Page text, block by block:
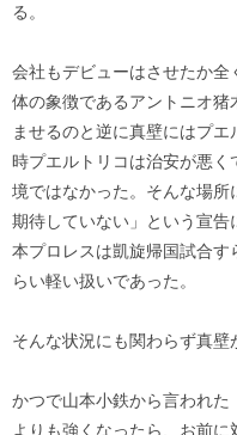
る。
会社もデビューはさせたか全
体の象徴であるアントニオ
ませるのと逆に真壁にはプ
時プエルトリコは治安が悪
境ではなかった。そんな場所
期待していない」という宣告
本プロレスは凱旋帰国試合す
らい軽い扱いであった。
そんな状況にも関わらず真壁
かつで山本小鉄から言われ
よりも強くなったら、お前